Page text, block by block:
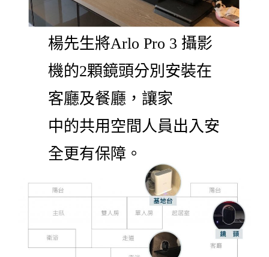
楊先生將Arlo Pro 3 攝影
機的2顆鏡頭分別安裝在
客廳及餐廳，讓家
中的共用空間人員出入安
全更有保障。